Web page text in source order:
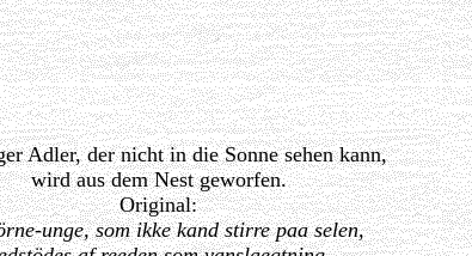
Adler, der nicht in die Sonne sehen kann,
wird aus dem Nest geworfen.
Original:
unge, som ikke kand stirre paa selen,